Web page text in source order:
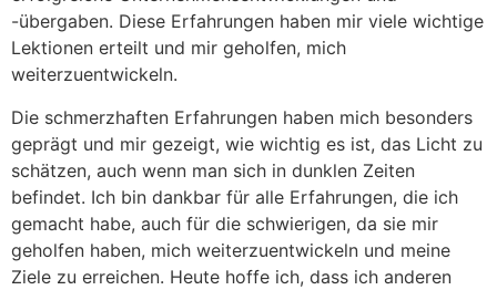
-übergaben. Diese Erfahrungen haben mir viele wichtige
Lektionen erteilt und mir geholfen, mich
weiterzuentwickeln.
Die schmerzhaften Erfahrungen haben mich besonders
geprägt und mir gezeigt, wie wichtig es ist, das Licht zu
schätzen, auch wenn man sich in dunklen Zeiten
befindet. Ich bin dankbar für alle Erfahrungen, die ich
gemacht habe, auch für die schwierigen, da sie mir
geholfen haben, mich weiterzuentwickeln und meine
Ziele zu erreichen. Heute hoffe ich, dass ich anderen